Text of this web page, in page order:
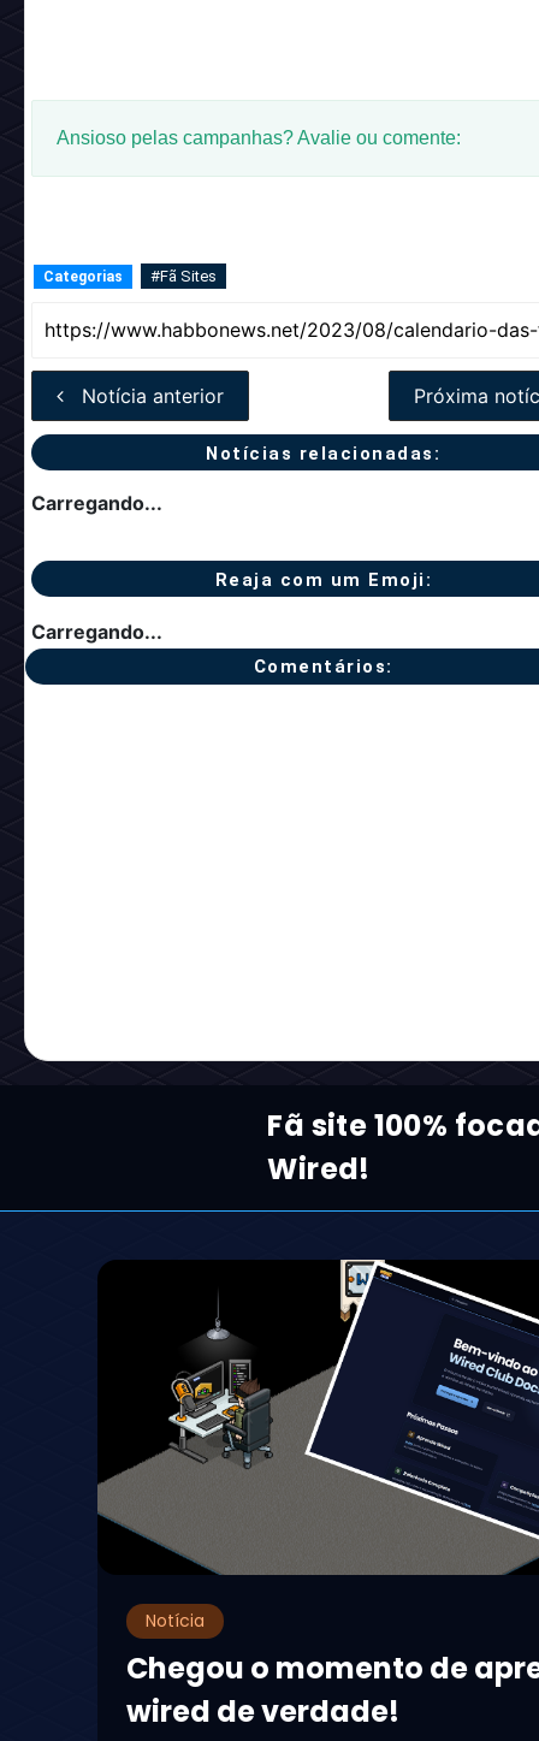
Ansioso pelas campanhas? Avalie ou comente:
Categorias #Fã Sites
Notícia anterior Próxima
Notícias relacionadas:
Carregando...
Reaja com um Emoji:
Carregando...
Comentários:
Fã site 100%
Wired!
Notícia
Chegou o momento de
wired de verdade!